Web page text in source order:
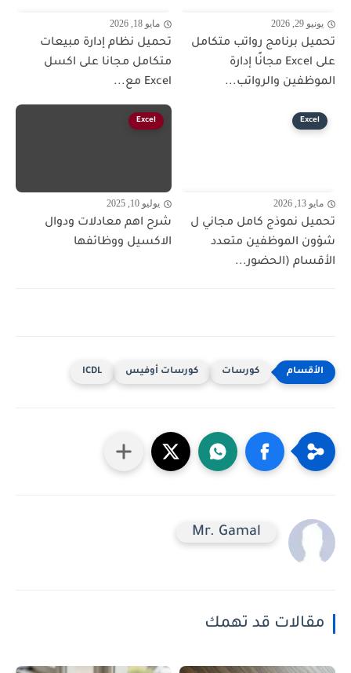
يونيو 29, 2026
تحميل برنامج رواتب متكامل
على Excel مجانًا إدارة
الموظفين والرواتب...
مايو 18, 2026
تحميل نظام إدارة مبيعات
متكامل مجانا على اكسل
Excel مع...
Excel
مايو 13, 2026
تحميل نموذج كامل مجاني ل
شؤون الموظفين متعدد
الأقسام (الحضور...
Excel
يوليو 10, 2025
شرح اهم معادلات ودوال
الاكسيل ووظائفها
كورسات كورسات أوفيس ICDL
Mr. Gamal
مقالات قد تهمك